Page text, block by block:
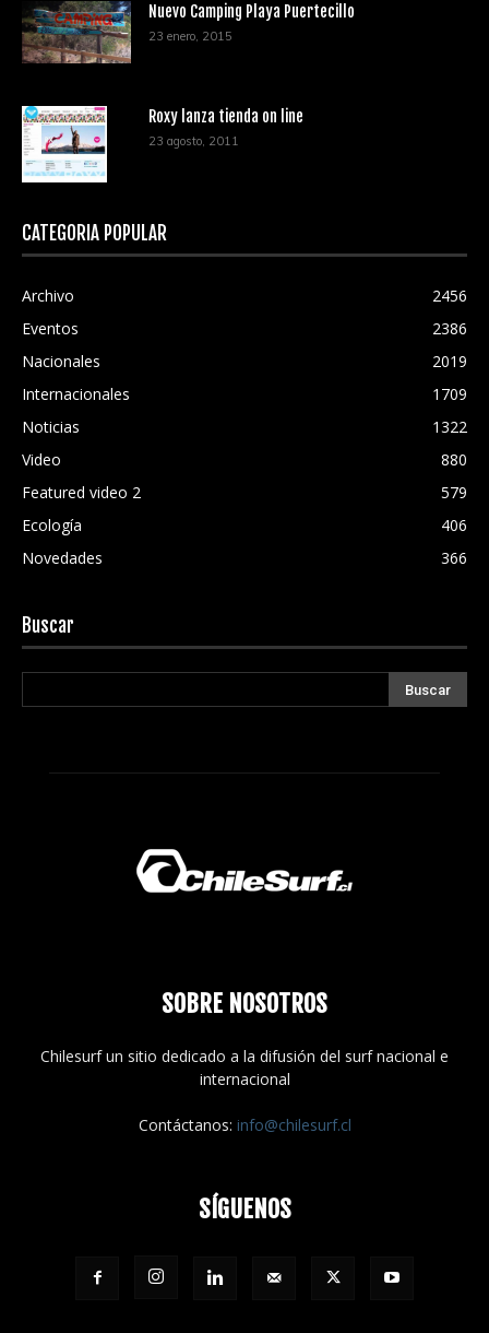
Nuevo Camping Playa Puertecillo
23 enero, 2015
Roxy lanza tienda on line
23 agosto, 2011
CATEGORÍA POPULAR
Archivo
2456
Eventos
2386
Nacionales
2019
Internacionales
1709
Noticias
1322
Video
880
Featured video 2
579
Ecología
406
Novedades
366
Buscar
SOBRE NOSOTROS
Chilesurf un sitio dedicado a la difusión del surf nacional e
internacional
Contáctanos: info@chilesurf.cl
SÍGUENOS